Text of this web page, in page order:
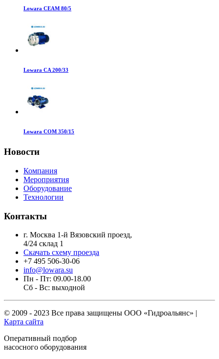
Lowara CEAM 80/5
Lowara CA 200/33
Lowara COM 350/15
Новости
Компания
Мероприятия
Оборудование
Технологии
Контакты
г. Москва 1-й Вязовский проезд,
4/24 склад 1
Скачать схему проезда
+7 495 506-30-06
info@lowara.su
Пн - Пт: 09.00-18.00
Сб - Вс: выходной
© 2009 - 2023 Все права защищены ООО «Гидроальянс» |
Карта сайта
Оперативный подбор
насосного оборудования